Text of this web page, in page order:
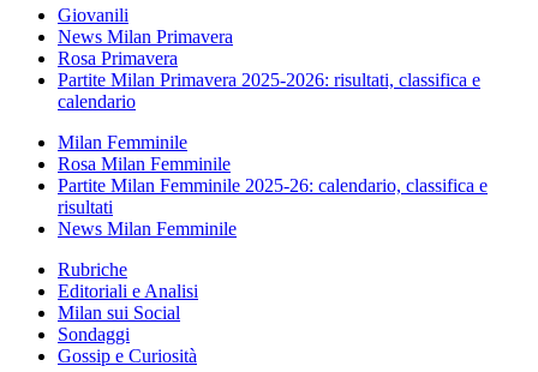
Giovanili
News Milan Primavera
Rosa Primavera
Partite Milan Primavera 2025-2026: risultati, classifica e
calendario
Milan Femminile
Rosa Milan Femminile
Partite Milan Femminile 2025-26: calendario, classifica e
risultati
News Milan Femminile
Rubriche
Editoriali e Analisi
Milan sui Social
Sondaggi
Gossip e Curiosità